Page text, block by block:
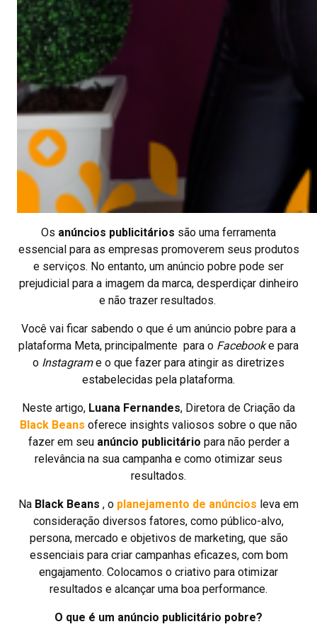
Os anúncios publicitários são uma ferramenta
essencial para as empresas promoverem seus produtos
e serviços. No entanto, um anúncio pobre pode ser
prejudicial para a imagem da marca, desperdiçar dinheiro
e não trazer resultados.
Você vai ficar sabendo o que é um anúncio pobre para a
plataforma Meta, principalmente para o Facebooke para
o Instagrame o que fazer para atingir as diretrizes
estabelecidas pela plataforma.
Neste artigo, Luana Fernandes, Diretora de Criação da
Black Beans oferece insights valiosos sobre o que não
fazer em seu anúncio publicitário para não perder a
relevância na sua campanha e como otimizar seus
resultados.
Na Black Beans , o planejamento de anúncios leva em
consideração diversos fatores, como público-alvo,
persona, mercado e objetivos de marketing, que são
essenciais para criar campanhas eficazes, com bom
engajamento. Colocamos o criativo para otimizar
resultados e alcançar uma boa performance.
O que é um anúncio publicitário pobre?